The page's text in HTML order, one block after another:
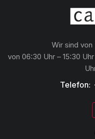
Wir sind
von 06:30 Uhr – 15:30
Telefon: